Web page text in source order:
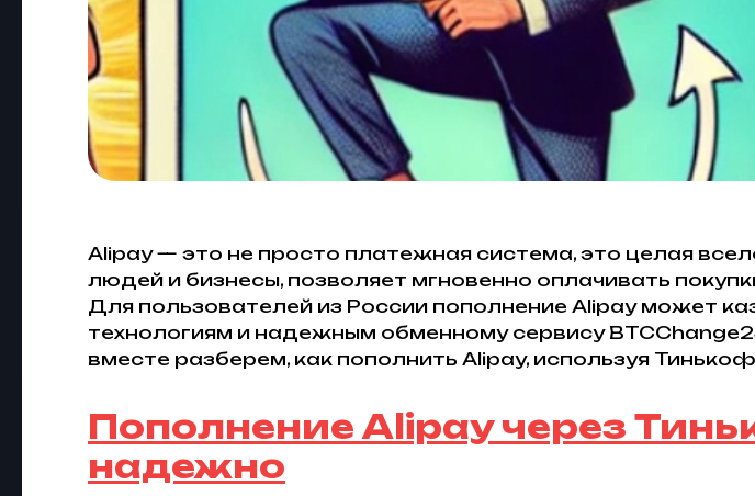
Alipay — это не просто платежная система, это целая
людей и бизнесы, позволяет мгновенно оплачивать
Для пользователей из России пополнение Alipay может
технологиям и надежным обменному сервису
вместе разберем, как пополнить Alipay, используя
Пополнение Alipay через
надежно